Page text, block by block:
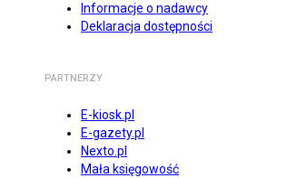
Informacje o nadawcy
Deklaracja dostępności
PARTNERZY
E-kiosk.pl
E-gazety.pl
Nexto.pl
Mała księgowość